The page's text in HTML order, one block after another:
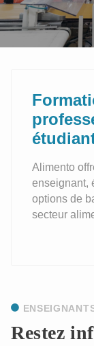
Alimento
enseignant,
options de
secteur
Restez